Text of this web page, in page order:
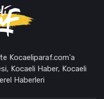
Kocaeliparaf.com'a
Kocaeli Haber, Kocaeli
Haberleri